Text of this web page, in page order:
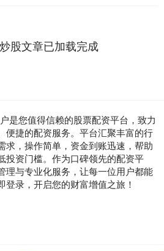
股文章已加载完成
是您值得信赖的股票配资平台，致力
便捷的配资服务。平台汇聚丰富的行
求，操作简单，资金到账迅速，帮助
投资门槛。作为口碑领先的配资平
理与专业化服务，让每一位用户都能
录，开启您的财富增值之旅！